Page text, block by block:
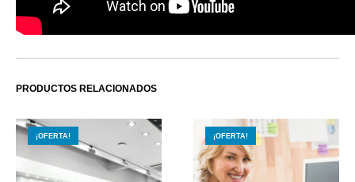
PRODUCTOS RELACIONADOS
¡OFERTA! ¡OFERTA!